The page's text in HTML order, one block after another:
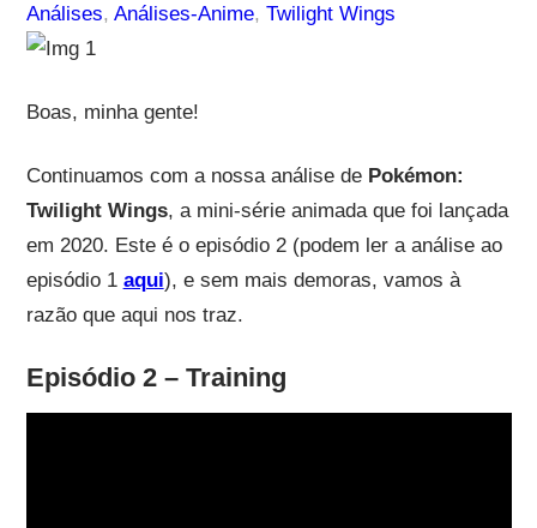
Análises, Análises-Anime, Twilight Wings
Boas, minha gente!
Continuamos com a nossa análise de Pokémon:
Twilight Wings, a mini-série animada que foi lançada
em 2020. Este é o episódio 2 (podem ler a análise ao
episódio 1 aqui), e sem mais demoras, vamos à
razão que aqui nos traz.
Episódio 2 – Training